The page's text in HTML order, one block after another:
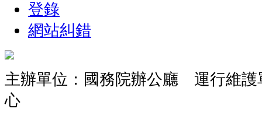
登錄
網站糾錯
主辦單位：國務院辦公廳 運行維護
心